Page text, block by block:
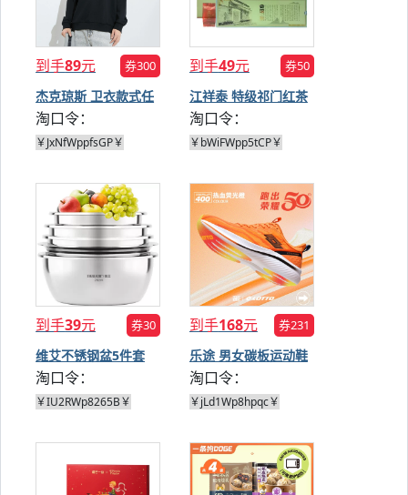
到手89元 券300
杰克琼斯 卫衣款式任
选
淘口令：
￥JxNfWppfsGP￥
到手49元 券50
江祥泰 特级祁门红茶
130g*2件
淘口令：
￥bWiFWpp5tCP￥
到手39元 券30
维艾不锈钢盆5件套
淘口令：
￥IU2RWp8265B￥
到手168元 券231
乐途 男女碳板运动鞋
淘口令：
￥jLd1Wp8hpqc￥